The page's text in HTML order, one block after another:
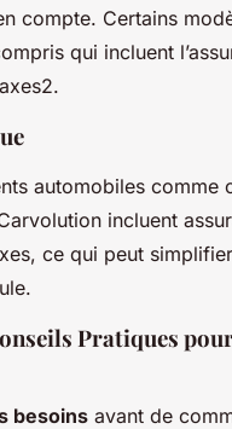
compte. Certains
qui incluent
automobiles comme
incluent
ce qui peut
Pratiques
besoins avant de